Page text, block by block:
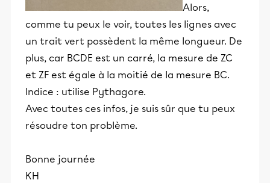
Alors,
comme tu peux le voir, toutes les lignes avec
un trait vert possèdent la même longueur. De
plus, car BCDE est un carré, la mesure de ZC
et ZF est égale à la moitié de la mesure BC.
Indice : utilise Pythagore.
Avec toutes ces infos, je suis sûr que tu peux
résoudre ton problème.
Bonne journée
KH